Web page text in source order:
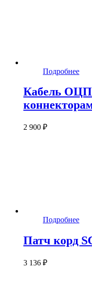
Подробнее
Кабель
2 900 ₽
Подробнее
Патч корд
3 136 ₽